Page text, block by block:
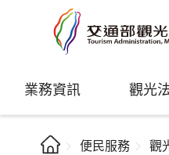
業務資訊 觀光
便民服務 觀